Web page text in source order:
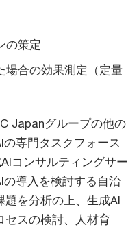
の策定
場合の効果測定（定量
Japanグループの他の
専門タスクフォース
コンサルティングサー
の導入を検討する自治
を分析の上、生成AI
セスの検討、人材育